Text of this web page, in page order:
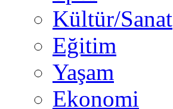
Kültür/Sanat
Eğitim
Yaşam
Ekonomi